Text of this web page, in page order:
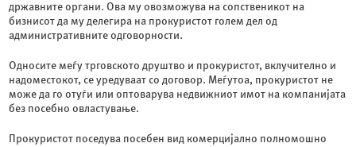
државните органи. Ова му овозможува на сопственикот на
бизнисот да му делегира на прокуристот голем дел од
административните одговорности.
Односите меѓу трговското друштво и прокуристот, вклучително и
надоместокот, се уредуваат со договор. Меѓутоа, прокуристот не
може да го отуѓи или оптоварува недвижниот имот на компанијата
без посебно овластување.
Прокуристот поседува посебен вид комерцијално полномошно